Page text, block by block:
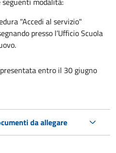
"Accedi al servizio"
presso l’Ufficio Scuola
entro il 30 giugno
da allegare